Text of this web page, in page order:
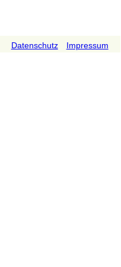
Datenschutz Impressum